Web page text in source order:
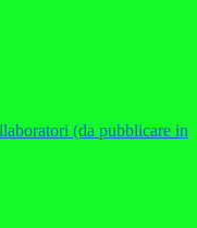
(da pubblicare in